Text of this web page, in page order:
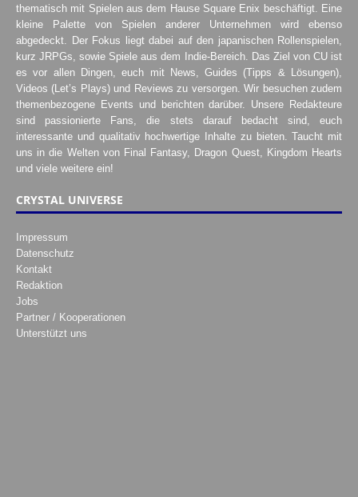
thematisch mit Spielen aus dem Hause Square Enix beschäftigt. Eine
kleine Palette von Spielen anderer Unternehmen wird ebenso
abgedeckt. Der Fokus liegt dabei auf den japanischen Rollenspielen,
kurz JRPGs, sowie Spiele aus dem Indie-Bereich. Das Ziel von CU ist
es vor allen Dingen, euch mit News, Guides (Tipps & Lösungen),
Videos (Let’s Plays) und Reviews zu versorgen. Wir besuchen zudem
themenbezogene Events und berichten darüber. Unsere Redakteure
sind passionierte Fans, die stets darauf bedacht sind, euch
interessante und qualitativ hochwertige Inhalte zu bieten. Taucht mit
uns in die Welten von Final Fantasy, Dragon Quest, Kingdom Hearts
und viele weitere ein!
CRYSTAL UNIVERSE
Impressum
Datenschutz
Kontakt
Redaktion
Jobs
Partner / Kooperationen
Unterstützt uns